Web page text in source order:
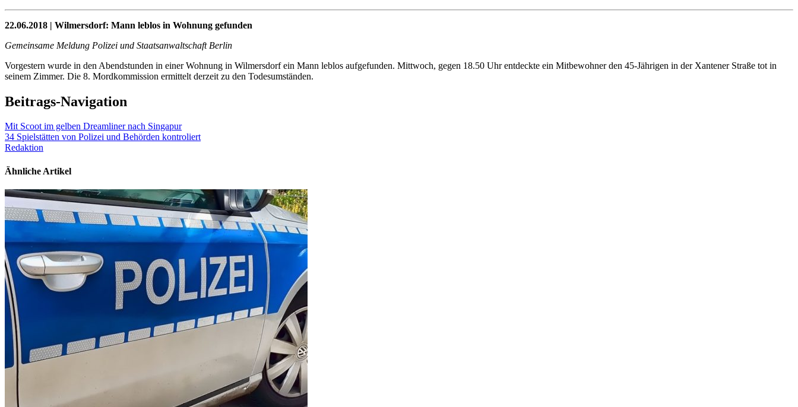
22.06.2018 | Wilmersdorf: Mann leblos in Wohnung gefunden
Gemeinsame Meldung Polizei und Staatsanwaltschaft Berlin
Vorgestern wurde in den Abendstunden in einer Wohnung in Wilmersdorf ein Mann leblos aufgefunden. Mittwoch, gegen 18.50 Uhr entdeckte ein Mitbewohner den 45-Jährigen in der Xantener Straße tot in
seinem Zimmer. Die 8. Mordkommission ermittelt derzeit zu den Todesumständen.
Beitrags-Navigation
Mit Scoot im gelben Dreamliner nach Singapur
34 Spielstätten von Polizei und Behörden kontroliert
Redaktion
Ähnliche Artikel